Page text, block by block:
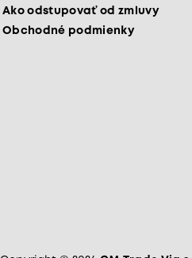
Ako odstupovať od zmluvy
Obchodné podmienky